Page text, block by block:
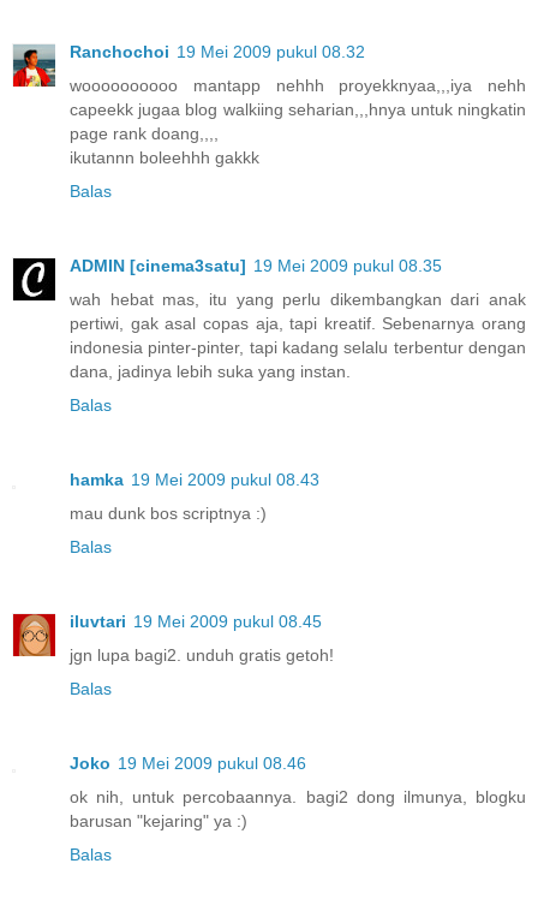
Ranchochoi 19 Mei 2009 pukul 08.32
woooooooooo mantapp nehhh proyekknyaa,,,iya nehh
capeekk jugaa blog walkiing seharian,,,hnya untuk ningkatin
page rank doang,,,,
ikutannn boleehhh gakkk
Balas
ADMIN [cinema3satu] 19 Mei 2009 pukul 08.35
wah hebat mas, itu yang perlu dikembangkan dari anak
pertiwi, gak asal copas aja, tapi kreatif. Sebenarnya orang
indonesia pinter-pinter, tapi kadang selalu terbentur dengan
dana, jadinya lebih suka yang instan.
Balas
hamka 19 Mei 2009 pukul 08.43
mau dunk bos scriptnya :)
Balas
iluvtari 19 Mei 2009 pukul 08.45
jgn lupa bagi2. unduh gratis getoh!
Balas
Joko 19 Mei 2009 pukul 08.46
ok nih, untuk percobaannya. bagi2 dong ilmunya, blogku
barusan "kejaring" ya :)
Balas